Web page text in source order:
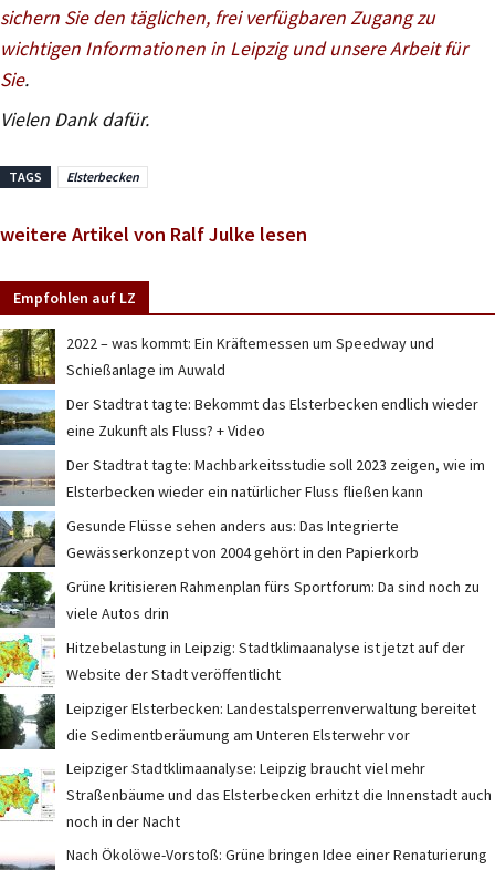
sichern Sie den täglichen, frei verfügbaren Zugang zu
wichtigen Informationen in Leipzig und unsere Arbeit für
Sie.
Vielen Dank dafür.
TAGS Elsterbecken
weitere Artikel von Ralf Julke lesen
Empfohlen auf LZ
2022 – was kommt: Ein Kräftemessen um Speedway und
Schießanlage im Auwald
Der Stadtrat tagte: Bekommt das Elsterbecken endlich wieder
eine Zukunft als Fluss? + Video
Der Stadtrat tagte: Machbarkeitsstudie soll 2023 zeigen, wie im
Elsterbecken wieder ein natürlicher Fluss fließen kann
Gesunde Flüsse sehen anders aus: Das Integrierte
Gewässerkonzept von 2004 gehört in den Papierkorb
Grüne kritisieren Rahmenplan fürs Sportforum: Da sind noch zu
viele Autos drin
Hitzebelastung in Leipzig: Stadtklimaanalyse ist jetzt auf der
Website der Stadt veröffentlicht
Leipziger Elsterbecken: Landestalsperrenverwaltung bereitet
die Sedimentberäumung am Unteren Elsterwehr vor
Leipziger Stadtklimaanalyse: Leipzig braucht viel mehr
Straßenbäume und das Elsterbecken erhitzt die Innenstadt auch
noch in der Nacht
Nach Ökolöwe-Vorstoß: Grüne bringen Idee einer Renaturierung